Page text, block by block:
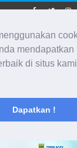
mendapatkan
di situs kami
Dapatkan !
Membidik Ke